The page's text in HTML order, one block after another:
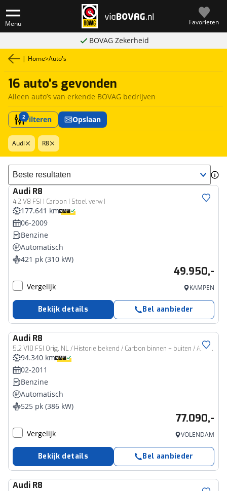
Menu Favorieten
BOVAG Zekerheid
| Home>Auto's
16 auto's gevonden
Alleen auto’s van erkende BOVAG bedrijven
2Filteren Opslaan
Audi R8
Sorteer resultaten
Audi R8
4.2 V8 FSI | Carbon | Stoel verw |
177.641 km
06-2009
Benzine
Automatisch
421 pk (310 kW)
49.950,-
Vergelijk KAMPEN
Bekijk details Bel aanbieder
Audi R8
5.2 V10 FSI Orig. NL / Historie bekend / Carbon binnen + buiten / Alcantara hemel / Volledig Leer / LED / Achteruitrijcamera
94.340 km
02-2011
Benzine
Automatisch
525 pk (386 kW)
77.090,-
Vergelijk VOLENDAM
Bekijk details Bel aanbieder
Audi R8